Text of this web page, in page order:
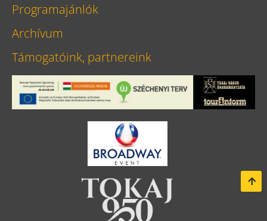
Programajánlók
Archívum
Támogatóink, partnereink